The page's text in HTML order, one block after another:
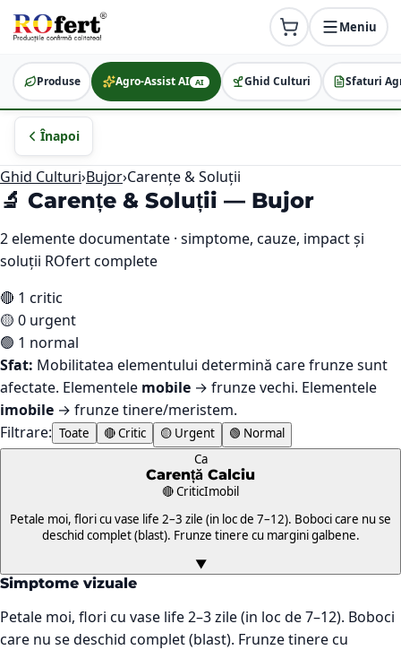
Meniu
Produse Agro-Assist AI AI Ghid Culturi Sfaturi
Înapoi
Ghid Culturi›Bujor›Carențe & Soluții
🔬 Carențe & Soluții — Bujor
2elemente documentate · simptome, cauze, impact și
soluții ROfert complete
🔴 1 critic
🟡 0 urgent
🟢 1 normal
Sfat: Mobilitatea elementului determină care frunze sunt
afectate. Elementele mobile → frunze vechi. Elementele
imobile → frunze tinere/meristem.
Filtrare: Toate 🔴 Critic 🟡 Urgent
🟢 Normal
Ca
Carență Calciu
🔴 CriticImobil
Petale moi, flori cu vase life 2–3 zile (in loc de 7–12). Boboci care nu se
deschid complet (blast). Frunze tinere cu margini galbene.
▼
Simptome vizuale
Petale moi, flori cu vase life 2–3 zile (in loc de 7–12). Boboci
care nu se deschid complet (blast). Frunze tinere cu